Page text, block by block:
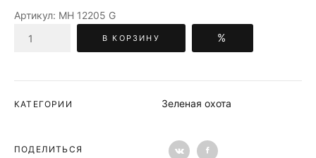
Артикул: МН 12205 G
В КОРЗИНУ %
КАТЕГОРИИ Зеленая охота
ПОДЕЛИТЬСЯ